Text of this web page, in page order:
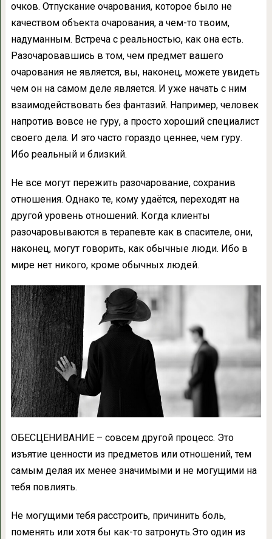
очков. Отпускание очарования, которое было не
качеством объекта очарования, а чем-то твоим,
надуманным. Встреча с реальностью, как она есть.
Разочаровавшись в том, чем предмет вашего
очарования не является, вы, наконец, можете увидеть
чем он на самом деле является. И уже начать с ним
взаимодействовать без фантазий. Например, человек
напротив вовсе не гуру, а просто хороший специалист
своего дела. И это часто гораздо ценнее, чем гуру.
Ибо реальный и близкий.
Не все могут пережить разочарование, сохранив
отношения. Однако те, кому удаётся, переходят на
другой уровень отношений. Когда клиенты
разочаровываются в терапевте как в спасителе, они,
наконец, могут говорить, как обычные люди. Ибо в
мире нет никого, кроме обычных людей.
ОБЕСЦЕНИВАНИЕ – совсем другой процесс. Это
изъятие ценности из предметов или отношений, тем
самым делая их менее значимыми и не могущими на
тебя повлиять.
Не могущими тебя расстроить, причинить боль,
поменять или хотя бы как-то затронуть.Это один из